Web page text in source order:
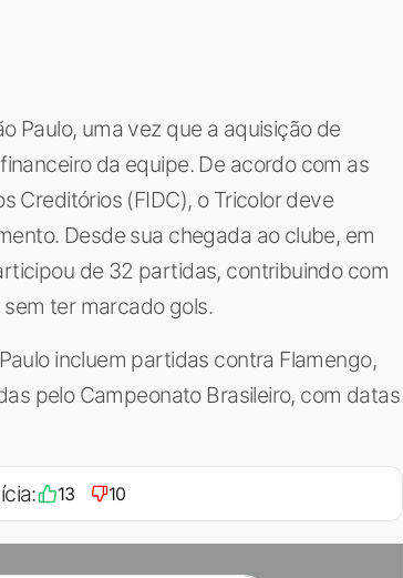
Paulo, uma vez que a aquisição de
da equipe. De acordo com as
Creditórios (FIDC), o Tricolor deve
Desde sua chegada ao clube, em
de 32 partidas, contribuindo com
ter marcado gols.
incluem partidas contra Flamengo,
pelo Campeonato Brasileiro, com datas
13 10